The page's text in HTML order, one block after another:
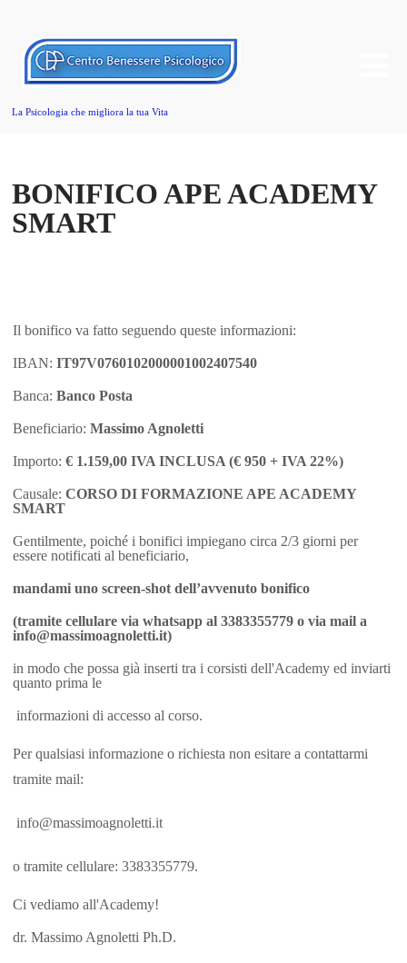
La Psicologia che migliora la tua Vita
BONIFICO APE ACADEMY
SMART
Il bonifico va fatto seguendo queste informazioni:
IBAN:IT97V0760102000001002407540
Banca:Banco Posta
Beneficiario:Massimo Agnoletti
Importo:€ 1.159,00 IVA INCLUSA (€ 950+ IVA 22%)
Causale:CORSO DI FORMAZIONE APE ACADEMY
SMART
Gentilmente, poiché i bonifici impiegano circa 2/3 giorni per
essere notificati al beneficiario,
mandami uno screen-shot dell’avvenuto bonifico
(tramite cellulare via whatsapp al 3383355779 o via mail a
info@massimoagnoletti.it)
in modo che possa già inserti tra i corsisti dell'Academy ed inviarti
quanto prima le
informazioni di accesso al corso.
Per qualsiasi informazione o richiesta non esitare a contattarmi
tramite mail:
info@massimoagnoletti.it
o tramite cellulare: 3383355779.
Ci vediamo all'Academy!
dr. Massimo Agnoletti Ph.D.